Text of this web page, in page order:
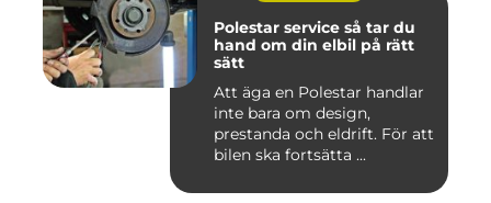
Polestar service så tar du
hand om din elbil på rätt
sätt
Att äga en Polestar handlar
inte bara om design,
prestanda och eldrift. För att
bilen ska fortsätta ...